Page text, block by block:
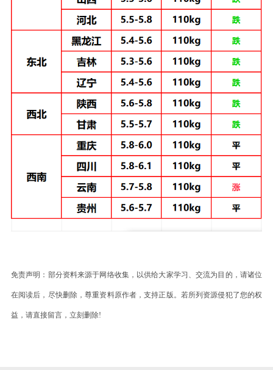
免责声明：部分资料来源于网络收集，以供给大家学习、交流为目的，请诸位
在阅读后，尽快删除，尊重资料原作者，支持正版。若所列资源侵犯了您的权
益，请直接留言，立刻删除!